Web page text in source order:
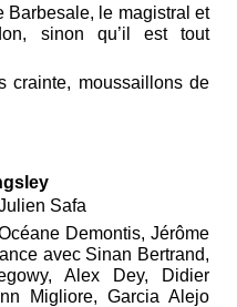
Barbesale, le magistral et
sinon qu’il est tout
crainte, moussaillons de
Safa
Demontis, Jérôme
avec Sinan Bertrand,
Alex Dey, Didier
Migliore, Garcia Alejo